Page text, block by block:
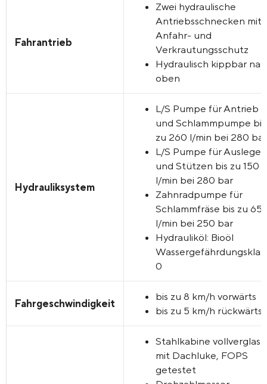
Fahrantrieb
Zwei hydraulische
Antriebsschnecken mit
Anfahr- und
Verkrautungsschutz
Hydraulisch kippbar
oben
Hydrauliksystem
L/S Pumpe für Antrieb
und Schlammpumpe bis
zu 260 l/min bei 280
L/S Pumpe für Ausleger
und Stützen bis zu 150
l/min bei 280 bar
Zahnradpumpe für
Schlammfräse bis zu 65
l/min bei 250 bar
Hydrauliköl: Bioöl
0
Fahrgeschwindigkeit
bis zu 8 km/h vorwärts
bis zu 5 km/h rückwärts
Stahlkabine vollverglast,
mit Dachluke, FOPS
getestet